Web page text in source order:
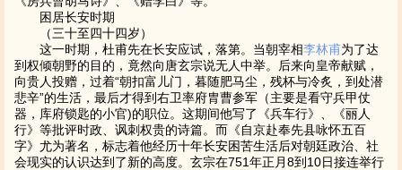
困居长安时期
（三十至四十四岁）
这一时期，杜甫先在长安应试，落第。当朝宰相李林甫为了达
到权倾朝野的目的，竟然向唐玄宗说无人中举。后来向皇帝献赋，
向贵人投赠，过着“朝扣富儿门，暮随肥马尘，残杯与冷炙，到处潜
悲辛”的生活，最后才得到右卫率府胄曹参军（主要是看守兵甲仗
器，库府锁匙的小官)的职位。这期间他写了《兵车行》、《丽人
行》等批评时政、讽刺权贵的诗篇。而《自京赴奉先县咏怀五百
字》尤为著名，标志着他经历十年长安困苦生活后对朝廷政治、社
会现实的认识达到了新的高度。玄宗在751年正月8到10日接连举行